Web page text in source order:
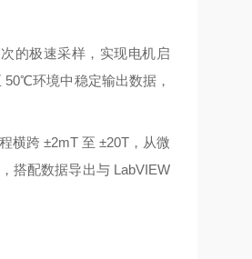
的极速采样，实现电机启
环境中稳定输出数据，
横跨 ±2mT 至 ±20T，从微
搭配数据导出与 LabVIEW